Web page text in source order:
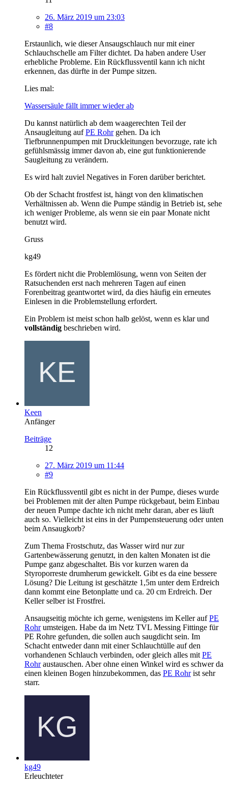
26. März 2019 um 23:03
#8
Erstaunlich, wie dieser Ansaugschlauch nur mit einer
Schlauchschelle am Filter dichtet. Da haben andere User
erhebliche Probleme. Ein Rückflussventil kann ich nicht
erkennen, das dürfte in der Pumpe sitzen.
Lies mal:
Wassersäule fällt immer wieder ab
Du kannst natürlich ab dem waagerechten Teil der
Ansaugleitung aufPE Rohrgehen. Da ich
Tiefbrunnenpumpen mit Druckleitungen bevorzuge, rate ich
gefühlsmässig immer davon ab, eine gut funktionierende
Saugleitung zu verändern.
Es wird halt zuviel Negatives in Foren darüber berichtet.
Ob der Schacht frostfest ist, hängt von den klimatischen
Verhältnissen ab. Wenn die Pumpe ständig in Betrieb ist, sehe
ich weniger Probleme, als wenn sie ein paar Monate nicht
benutzt wird.
Gruss
kg49
Es fördert nicht die Problemlösung, wenn von Seiten der
Ratsuchenden erst nach mehreren Tagen auf einen
Forenbeitrag geantwortet wird, da dies häufig ein erneutes
Einlesen in die Problemstellung erfordert.
Ein Problem ist meist schon halb gelöst, wenn es klar und
vollständig beschrieben wird.
Keen
Anfänger
Beiträge
12
27. März 2019 um 11:44
#9
Ein Rückflussventil gibt es nicht in der Pumpe, dieses wurde
bei Problemen mit der alten Pumpe rückgebaut, beim Einbau
der neuen Pumpe dachte ich nicht mehr daran, aber es läuft
auch so. Vielleicht ist eins in der Pumpensteuerung oder unten
beim Ansaugkorb?
Zum Thema Frostschutz, das Wasser wird nur zur
Gartenbewässerung genutzt, in den kalten Monaten ist die
Pumpe ganz abgeschaltet. Bis vor kurzen waren da
Styroporreste drumherum gewickelt. Gibt es da eine bessere
Lösung? Die Leitung ist geschätzte 1,5m unter dem Erdreich
dann kommt eine Betonplatte und ca. 20 cm Erdreich. Der
Keller selber ist Frostfrei.
Ansaugseitig möchte ich gerne, wenigstens im Keller aufPE
Rohrumsteigen. Habe da im Netz TVL Messing Fittinge für
PE Rohre gefunden, die sollen auch saugdicht sein. Im
Schacht entweder dann mit einer Schlauchtülle auf den
vorhandenen Schlauch verbinden, oder gleich alles mit PE
Rohraustauschen. Aber ohne einen Winkel wird es schwer da
einen kleinen Bogen hinzubekommen, das PE Rohrist sehr
starr.
kg49
Erleuchteter